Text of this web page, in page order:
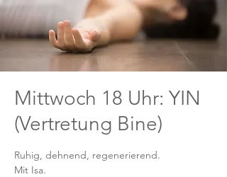
Mittwoch 18 Uhr: YIN
(Vertretung Bine)
Ruhig, dehnend, regenerierend.
Mit Isa.